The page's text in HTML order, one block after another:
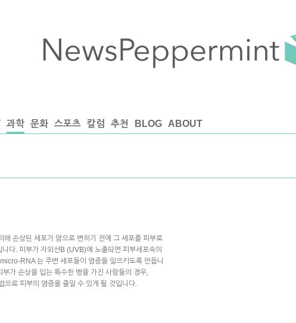
과학 문화 스포츠 칼럼 추천 BLOG ABOUT
해 손상된 세포가 암으로 변하기 전에 그 세포를 피부로
다. 피부가 자외선B (UVB)에 노출되면 피부세포속의
RNA 는 주변 세포들이 염증을 일으키도록 만듭니
가 손상을 입는 특수한 병을 가진 사람들의 경우,
로 피부의 염증을 줄일 수 있게 될 것입니다.